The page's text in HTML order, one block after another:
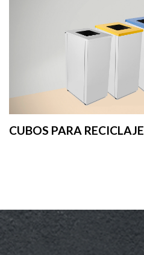
CUBOS PARA RECICLAJE